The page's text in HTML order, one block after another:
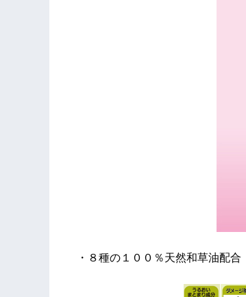
・８種の１００％天然和草油配合